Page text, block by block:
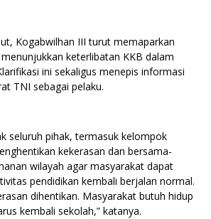
Kogabwilhan III turut memaparkan
keterlibatan KKB dalam
ini sekaligus menepis informasi
TNI sebagai pelaku.
seluruh pihak, termasuk kelompok
kekerasan dan bersama-
wilayah agar masyarakat dapat
pendidikan kembali berjalan normal.
dihentikan. Masyarakat butuh hidup
kembali sekolah,” katanya.